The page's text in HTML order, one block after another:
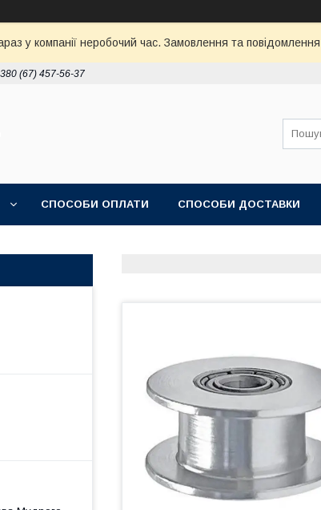
у компанії неробочий час. Замовлення та
(67) 457-56-37
СПОСОБИ ОПЛАТИ СПОСОБИ ДОСТАВКИ